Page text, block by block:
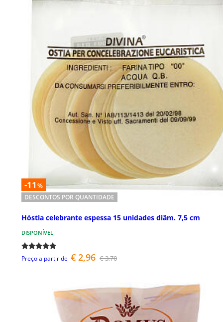
-11 %
DESCONTOS POR QUANTIDADE
Hóstia celebrante espessa 15 unidades diâm. 7,5 cm
DISPONÍVEL
Preço a partir de € 2,96 € 3,70